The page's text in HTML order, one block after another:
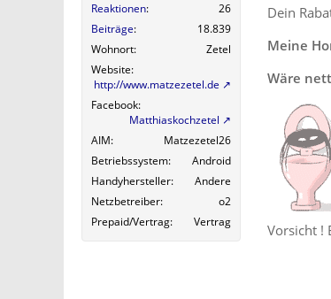
Reaktionen
26
Beiträge
18.839
Wohnort
Zetel
Website
http://www.matzezetel.de
Facebook
Matthiaskochzetel
AIM
Matzezetel26
Betriebssystem
Android
Handyhersteller
Andere
Netzbetreiber
o2
Prepaid/Vertrag
Vertrag
Dein
Meine
Wäre
Vorsicht !